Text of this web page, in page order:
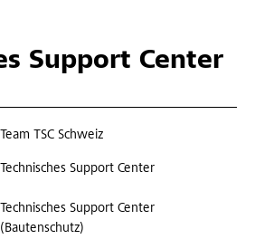
Support Center
Team TSC Schweiz
Technisches Support Center
Technisches Support Center
(Bautenschutz)